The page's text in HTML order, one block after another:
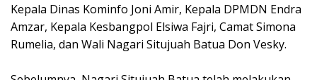
Kepala Dinas Kominfo Joni Amir, Kepala DPMDN Endra
Amzar, Kepala Kesbangpol Elsiwa Fajri, Camat Simona
Rumelia, dan Wali Nagari Situjuah Batua Don Vesky.